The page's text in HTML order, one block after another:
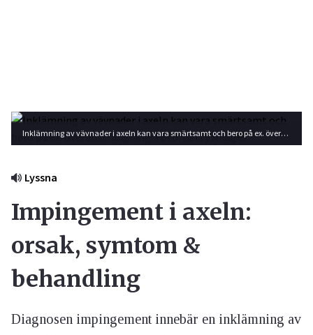
Inklämning av vävnader i axeln kan vara smärtsamt och bero på ex. överansträngning. Foto: Getty Images
Lyssna
Impingement i axeln:
orsak, symtom &
behandling
Diagnosen impingement innebär en inklämning av